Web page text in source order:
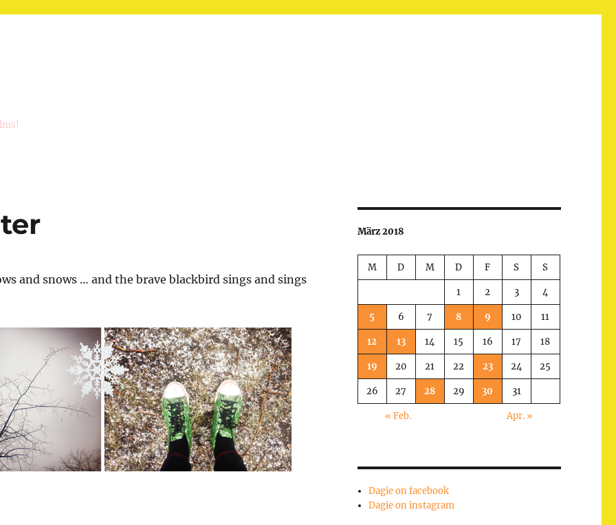
and snows … and the brave blackbird sings and sings
März 2018
M D M D F S S
1 2 3 4
5 6 7 8 9 10 11
12 13 14 15 16 17 18
19 20 21 22 23 24 25
26 27 28 29 30 31
« Feb. Apr. »
Dagie on facebook
Dagie on instagram